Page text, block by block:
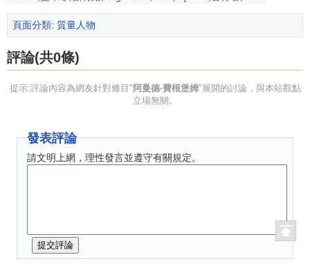
頁面分類: 質量人物
評論(共0條)
提示:評論內容為網友針對條目"阿曼德·費根堡姆"展開的討論，與本站觀點
立場無關。
發表評論
請文明上網，理性發言並遵守有關規定。